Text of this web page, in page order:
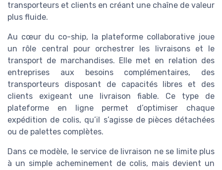
transporteurs et clients en créant une chaîne de valeur
plus fluide.
Au cœur du co-ship, la plateforme collaborative joue
un rôle central pour orchestrer les livraisons et le
transport de marchandises. Elle met en relation des
entreprises aux besoins complémentaires, des
transporteurs disposant de capacités libres et des
clients exigeant une livraison fiable. Ce type de
plateforme en ligne permet d’optimiser chaque
expédition de colis, qu’il s’agisse de pièces détachées
ou de palettes complètes.
Dans ce modèle, le service de livraison ne se limite plus
à un simple acheminement de colis, mais devient un